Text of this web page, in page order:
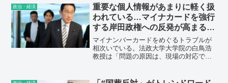
0.4℃下がり、死者数が4割近く減る可能
性があることがわかったという。
政治・経済
重要な個人情報があまりに軽く扱
われている…マイナカードを強行
する岸田政権への反発が高まる根
本原因
マイナンバーカードをめぐるトラブルが
相次いでいる。法政大学大学院の白鳥浩
教授は「問題の原因は、現場の対応では
にある。まずは国民の不安を解消するこ